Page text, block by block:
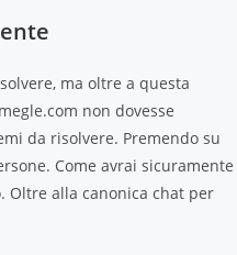
ma oltre a questa
non dovesse
da risolvere. Premendo su
Come avrai sicuramente
Oltre alla canonica chat per